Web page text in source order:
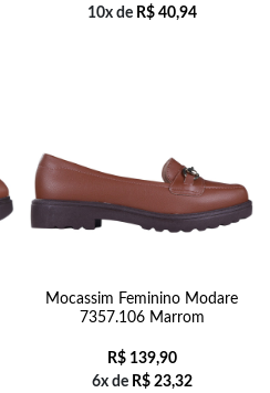
10x de R$40,94
Mocassim Feminino Modare
7357.106 Marrom
R$139,90
6x de R$23,32